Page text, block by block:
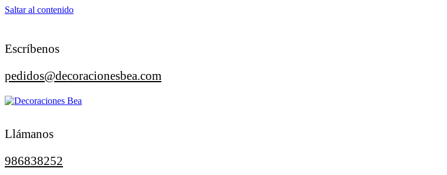
Saltar al contenido
Escríbenos
pedidos@decoracionesbea.com
Llámanos
986838252